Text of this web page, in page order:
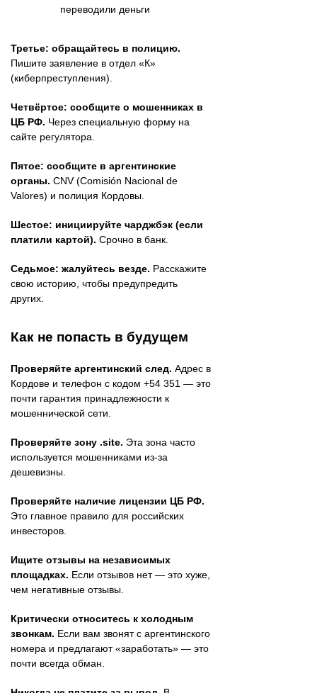
переводили деньги
Третье: обращайтесь в полицию.
Пишите заявление в отдел «К»
(киберпреступления).
Четвёртое: сообщите о мошенниках в
ЦБ РФ. Через специальную форму на
сайте регулятора.
Пятое: сообщите в аргентинские
органы. CNV (Comisión Nacional de
Valores) и полиция Кордовы.
Шестое: инициируйте чарджбэк (если
платили картой). Срочно в банк.
Седьмое: жалуйтесь везде. Расскажите
свою историю, чтобы предупредить
других.
Как не попасть в будущем
Проверяйте аргентинский след. Адрес в
Кордове и телефон с кодом +54 351 — это
почти гарантия принадлежности к
мошеннической сети.
Проверяйте зону .site. Эта зона часто
используется мошенниками из-за
дешевизны.
Проверяйте наличие лицензии ЦБ РФ.
Это главное правило для российских
инвесторов.
Ищите отзывы на независимых
площадках. Если отзывов нет — это хуже,
чем негативные отзывы.
Критически относитесь к холодным
звонкам. Если вам звонят с аргентинского
номера и предлагают «заработать» — это
почти всегда обман.